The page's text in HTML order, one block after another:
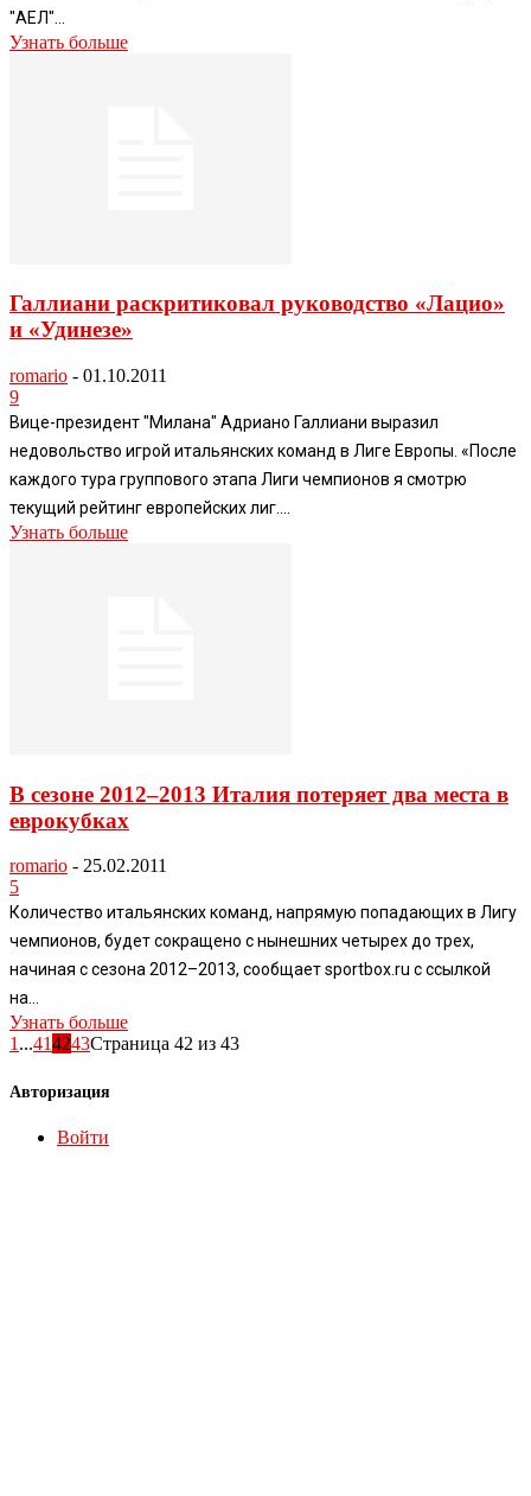
"АЕЛ"...
Узнать больше
Галлиани раскритиковал руководство «Лацио»
и «Удинезе»
romario - 01.10.2011
9
Вице-президент "Милана" Адриано Галлиани выразил
недовольство игрой итальянских команд в Лиге Европы. «После
каждого тура группового этапа Лиги чемпионов я смотрю
текущий рейтинг европейских лиг....
Узнать больше
В сезоне 2012–2013 Италия потеряет два места в
еврокубках
romario - 25.02.2011
5
Количество итальянских команд, напрямую попадающих в Лигу
чемпионов, будет сокращено с нынешних четырех до трех,
начиная с сезона 2012–2013, сообщает sportbox.ru с ссылкой
на...
Узнать больше
1...414243Страница 42 из 43
Авторизация
Войти